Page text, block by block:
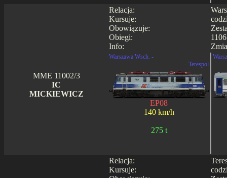
Relacja:
Kursuje:
Obowiązuje:
Obiegi:
Info:
MME 11002/3
IC
MICKIEWICZ
Warszawa Wsch. -
- Terespol
EP08
140 km/h
275 t
Relacja:
Kursuje: